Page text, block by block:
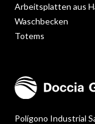
Polígono Industrial
Arbeitsplatten aus
Waschbecken
Totems